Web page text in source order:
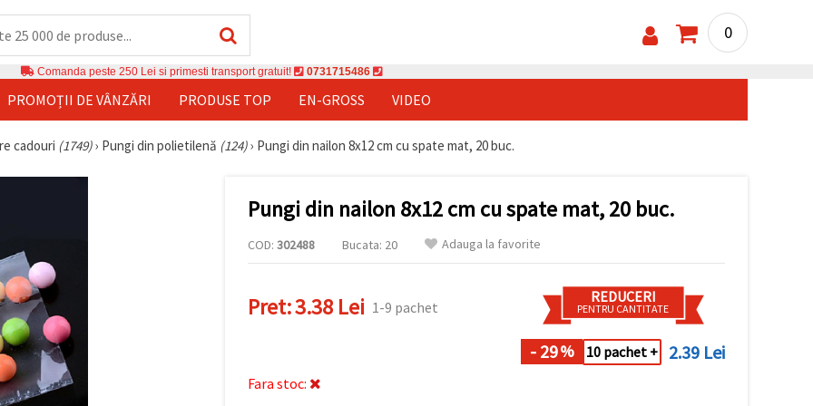
0
Comanda peste 250 Lei si primesti transport gratuit! 0731715486
PROMOȚII DE VÂNZĂRI PRODUSE TOP EN-GROSS VIDEO
cadouri (1749)› Pungi din polietilenă (124)› Pungi din nailon 8x12 cm cu spate mat, 20 buc.
Pungi din nailon 8x12 cm cu spate mat, 20 buc.
COD: 302488 Bucata: 20 Adauga la favorite
Pret:3.38 Lei 1-9 pachet
REDUCERI
PENTRU CANTITATE
- 29% 10 pachet + 2.39 Lei
Fara stoc: